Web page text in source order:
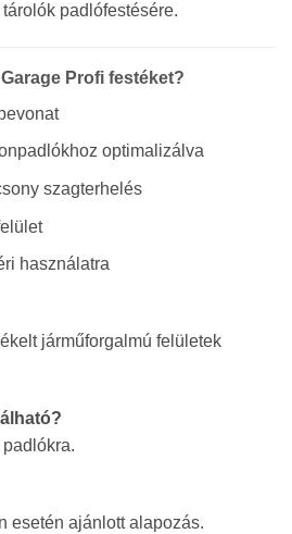
100 Ft
padlófestésére.
Profi festéket?
optimalizálva
szagterhelés
használatra
járműforgalmú felületek
esetén ajánlott alapozás.